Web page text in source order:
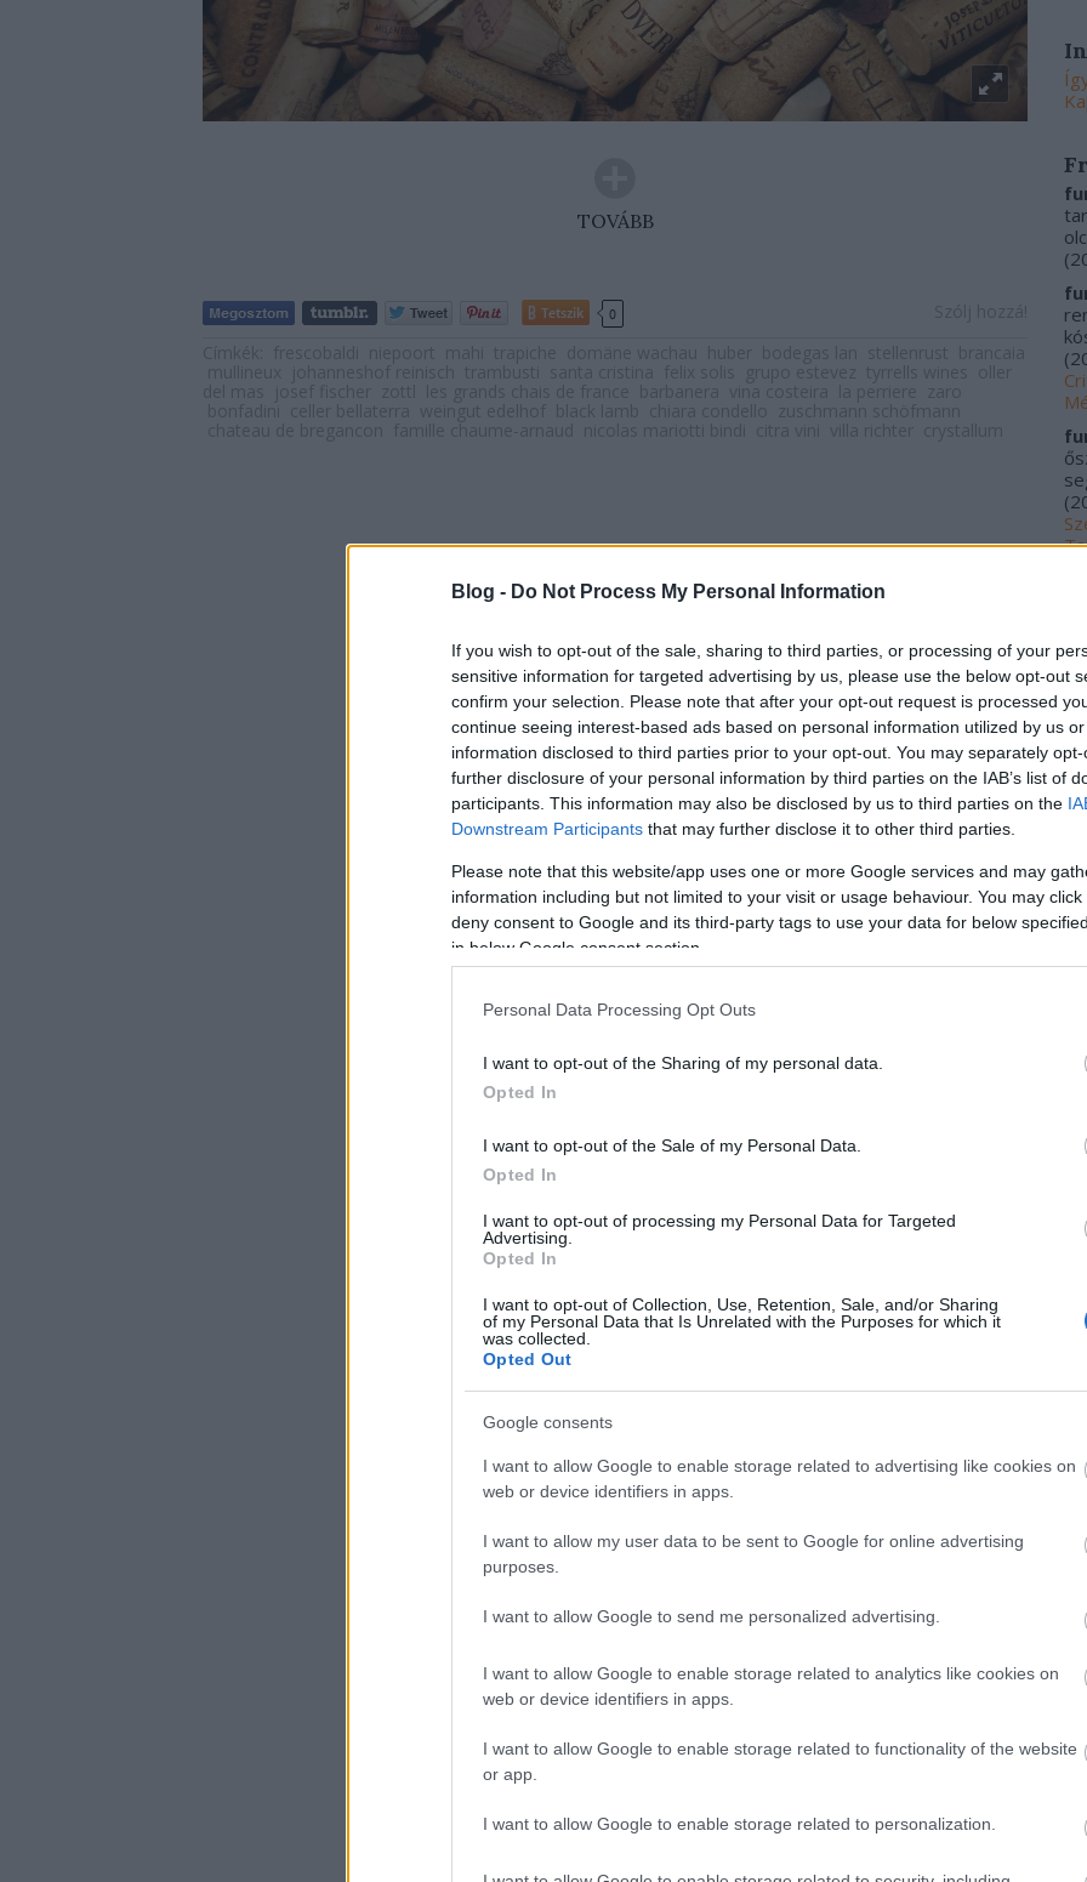
Blog - Do Not Process My Personal Information
If you wish to opt-out of the sale, sharing to third parties, or processing of your
sensitive information for targeted advertising by us, please use the below opt-out
confirm your selection. Please note that after your opt-out request is processed
continue seeing interest-based ads based on personal information utilized by us
information disclosed to third parties prior to your opt-out. You may separately
further disclosure of your personal information by third parties on the IAB’s list of
participants. This information may also be disclosed by us to third parties on the
Downstream Participants that may further disclose it to other third parties.
Please note that this website/app uses one or more Google services and may
information including but not limited to your visit or usage behaviour. You may
deny consent to Google and its third-party tags to use your data for below
in below Google consent section.
Personal Data Processing Opt Outs
I want to opt-out of the Sharing of my personal data.
Opted In
I want to opt-out of the Sale of my Personal Data.
Opted In
I want to opt-out of processing my Personal Data for Targeted
Advertising.
Opted In
I want to opt-out of Collection, Use, Retention, Sale, and/or Sharing
of my Personal Data that Is Unrelated with the Purposes for which it
was collected.
Opted Out
Google consents
I want to allow Google to enable storage related to advertising like cookies on
web or device identifiers in apps.
I want to allow my user data to be sent to Google for online advertising
purposes.
I want to allow Google to send me personalized advertising.
I want to allow Google to enable storage related to analytics like cookies on
web or device identifiers in apps.
I want to allow Google to enable storage related to functionality of the website
or app.
I want to allow Google to enable storage related to personalization.
TOVÁBB
Tetszik 0
(
(
(
(
(